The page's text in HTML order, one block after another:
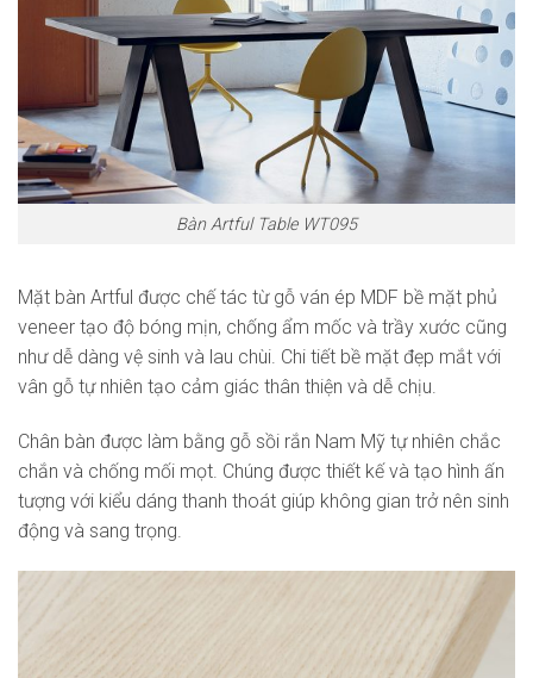
Bàn Artful Table WT095
Mặt bàn Artful được chế tác từ gỗ ván ép MDF bề mặt phủ
veneer tạo độ bóng mịn, chống ẩm mốc và trầy xước cũng
như dễ dàng vệ sinh và lau chùi. Chi tiết bề mặt đẹp mắt với
vân gỗ tự nhiên tạo cảm giác thân thiện và dễ chịu.
Chân bàn được làm bằng gỗ sồi rắn Nam Mỹ tự nhiên chắc
chắn và chống mối mọt. Chúng được thiết kế và tạo hình ấn
tượng với kiểu dáng thanh thoát giúp không gian trở nên sinh
động và sang trọng.